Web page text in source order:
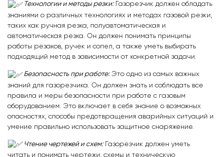
Технологии и методы резки:Газорезчик должен обладать
знаниями о различных технологиях и методах газовой резки,
таких как ручная резка, полуавтоматическая и
автоматическая резка. Он должен понимать принципы
работы резаков, ручек и сопел, а также уметь выбирать
подходящий метод в зависимости от конкретной задачи.
Безопасность при работе: Это одно из самых важных
знаний для газорезчика. Он должен знать и соблюдать все
правила и меры безопасности при работе с газовым
оборудованием. Это включает в себя знание о возможных
опасностях, способы предотвращения аварийных ситуаций и
умение правильно использовать защитное снаряжение.
Чтение чертежей и схем:
Газорезчик должен уметь
читать и понимать чертежи, схемы и техническую